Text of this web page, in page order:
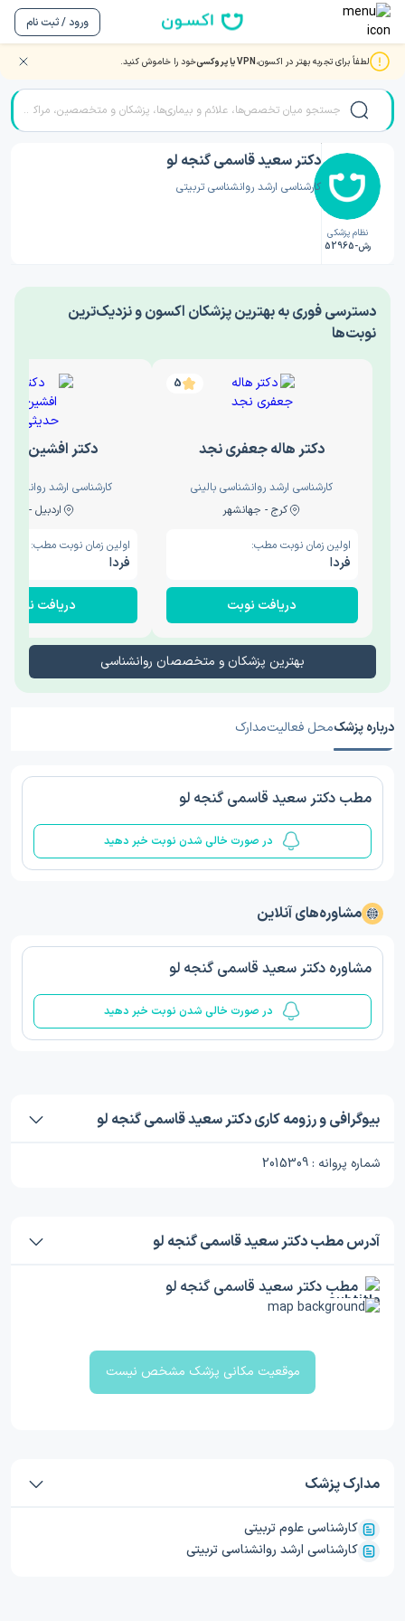
ورود / ثبت نام
لطفاً برای تجربه بهتر در اکسون،VPN یا پروکسی خود را خاموش کنید. صفحه اصلی/دکتر روانشناسی/دکتر سعید قاسمی گنجه لو
نظام پزشکی
رش-52965
دکتر سعید قاسمی گنجه لو
کارشناسی ارشد روانشناسی تربیتی
‎دسترسی فوری به بهترین پزشکان اکسون و نزدیک‌ترین
نوبت‌ها
5
دکتر هاله جعفری نجد
کارشناسی ارشد روانشناسی بالینی
کرج - جهانشهر
اولین زمان نوبت مطب:
فردا
دریافت نوبت
دکتر افشین
کارشناسی ارشد
اردبیل - والی
اولین زمان نوبت مطب:
فردا
دریافت نوبت
بهترین پزشکان و متخصصان روانشناسی
درباره پزشکمحل فعالیتمدارک
مطب دکتر سعید قاسمی گنجه لو
در صورت خالی شدن نوبت خبر دهید
مشاوره‌های آنلاین
مشاوره دکتر سعید قاسمی گنجه لو
در صورت خالی شدن نوبت خبر دهید
بیوگرافی و رزومه کاری دکتر سعید قاسمی گنجه لو
شماره پروانه : 2015309
آدرس مطب دکتر سعید قاسمی گنجه لو
مطب دکتر سعید قاسمی گنجه لو
موقعیت مکانی پزشک مشخص نیست
مدارک پزشک
کارشناسی علوم تربیتی
کارشناسی ارشد روانشناسی تربیتی